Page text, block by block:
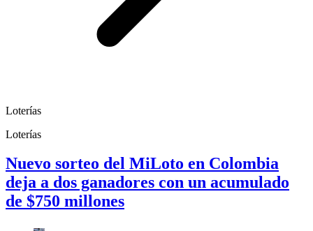
Loterías
Loterías
Nuevo sorteo del MiLoto en Colombia
deja a dos ganadores con un acumulado
de $750 millones